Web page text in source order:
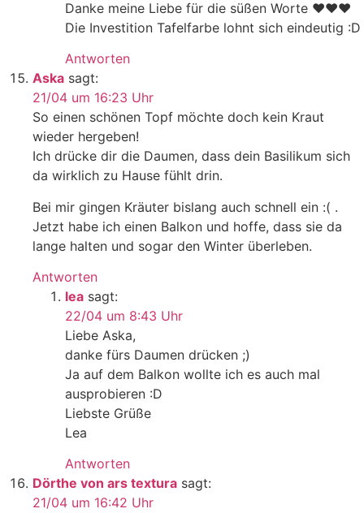
Danke meine Liebe für die süßen Worte ♥♥♥
Die Investition Tafelfarbe lohnt sich eindeutig :D
Antworten
Aska sagt:
21/04 um 16:23 Uhr
So einen schönen Topf möchte doch kein Kraut
wieder hergeben!
Ich drücke dir die Daumen, dass dein Basilikum sich
da wirklich zu Hause fühlt drin.
Bei mir gingen Kräuter bislang auch schnell ein :( .
Jetzt habe ich einen Balkon und hoffe, dass sie da
lange halten und sogar den Winter überleben.
Antworten
lea sagt:
22/04 um 8:43 Uhr
Liebe Aska,
danke fürs Daumen drücken ;)
Ja auf dem Balkon wollte ich es auch mal
ausprobieren :D
Liebste Grüße
Lea
Antworten
Dörthe von ars textura sagt:
21/04 um 16:42 Uhr